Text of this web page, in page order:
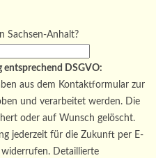
Sachsen-Anhalt?
DSGVO:
aus dem Kontaktformular zur
und verarbeitet werden. Die
oder auf Wunsch gelöscht.
jederzeit für die Zukunft per E-
widerrufen. Detaillierte